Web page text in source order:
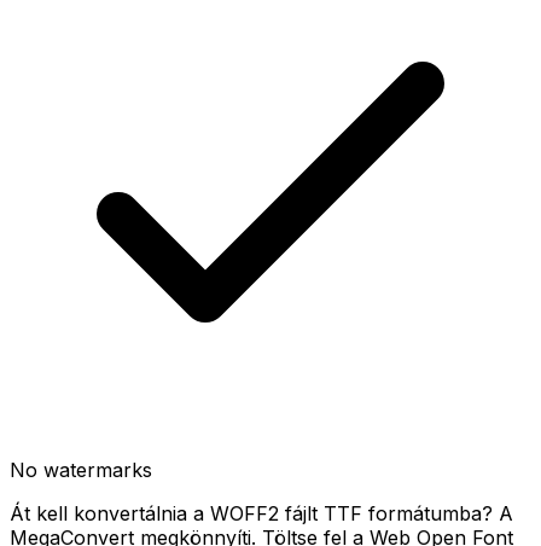
No watermarks
Át kell konvertálnia a WOFF2 fájlt TTF formátumba? A
MegaConvert megkönnyíti. Töltse fel a Web Open Font